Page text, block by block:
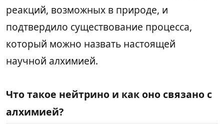
реакций, возможных в природе, и
подтвердило существование процесса,
который можно назвать настоящей
научной алхимией.
Что такое нейтрино и как оно связано с
алхимией?